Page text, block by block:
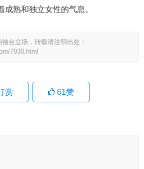
熟和独立女性的气息。
台立场，转载请注明出处：
7930.html
赏 61赞